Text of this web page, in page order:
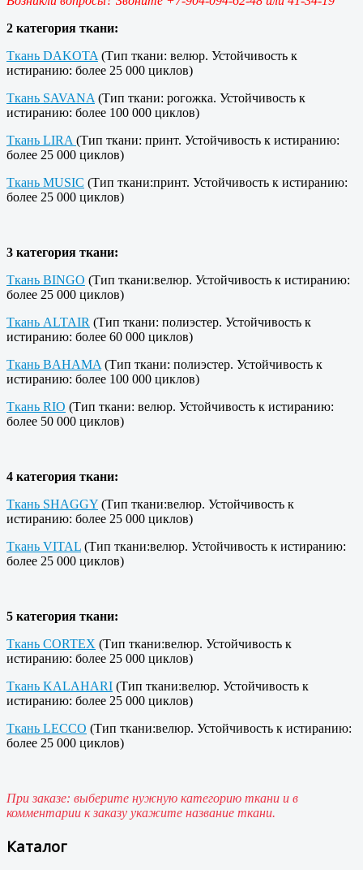
2 категория ткани:
Ткань DAKOTA (Тип ткани: велюр. Устойчивость к
истиранию: более 25 000 циклов)
Ткань SAVANA (Тип ткани: рогожка. Устойчивость к
истиранию: более 100 000 циклов)
Ткань LIRA (Тип ткани: принт. Устойчивость к истиранию:
более 25 000 циклов)
Ткань MUSIC (Тип ткани:принт. Устойчивость к истиранию:
более 25 000 циклов)
3 категория ткани:
Ткань BINGO (Тип ткани:велюр. Устойчивость к истиранию:
более 25 000 циклов)
Ткань ALTAIR (Тип ткани: полиэстер. Устойчивость к
истиранию: более 60 000 циклов)
Ткань BAHAMA (Тип ткани: полиэстер. Устойчивость к
истиранию: более 100 000 циклов)
Ткань RIO (Тип ткани: велюр. Устойчивость к истиранию:
более 50 000 циклов)
4 категория ткани:
Ткань SHAGGY (Тип ткани:велюр. Устойчивость к
истиранию: более 25 000 циклов)
Ткань VITAL (Тип ткани:велюр. Устойчивость к истиранию:
более 25 000 циклов)
5 категория ткани:
Ткань CORTEX (Тип ткани:велюр. Устойчивость к
истиранию: более 25 000 циклов)
Ткань KALAHARI (Тип ткани:велюр. Устойчивость к
истиранию: более 25 000 циклов)
Ткань LECCO (Тип ткани:велюр. Устойчивость к истиранию:
более 25 000 циклов)
При заказе: выберите нужную категорию ткани и в
комментарии к заказу укажите название ткани.
Каталог